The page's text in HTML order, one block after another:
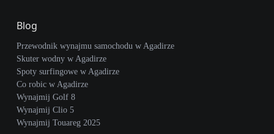
Blog
Przewodnik wynajmu samochodu w Agadirze
Skuter wodny w Agadirze
Spoty surfingowe w Agadirze
Co robic w Agadirze
Wynajmij Golf 8
Wynajmij Clio 5
Wynajmij Touareg 2025